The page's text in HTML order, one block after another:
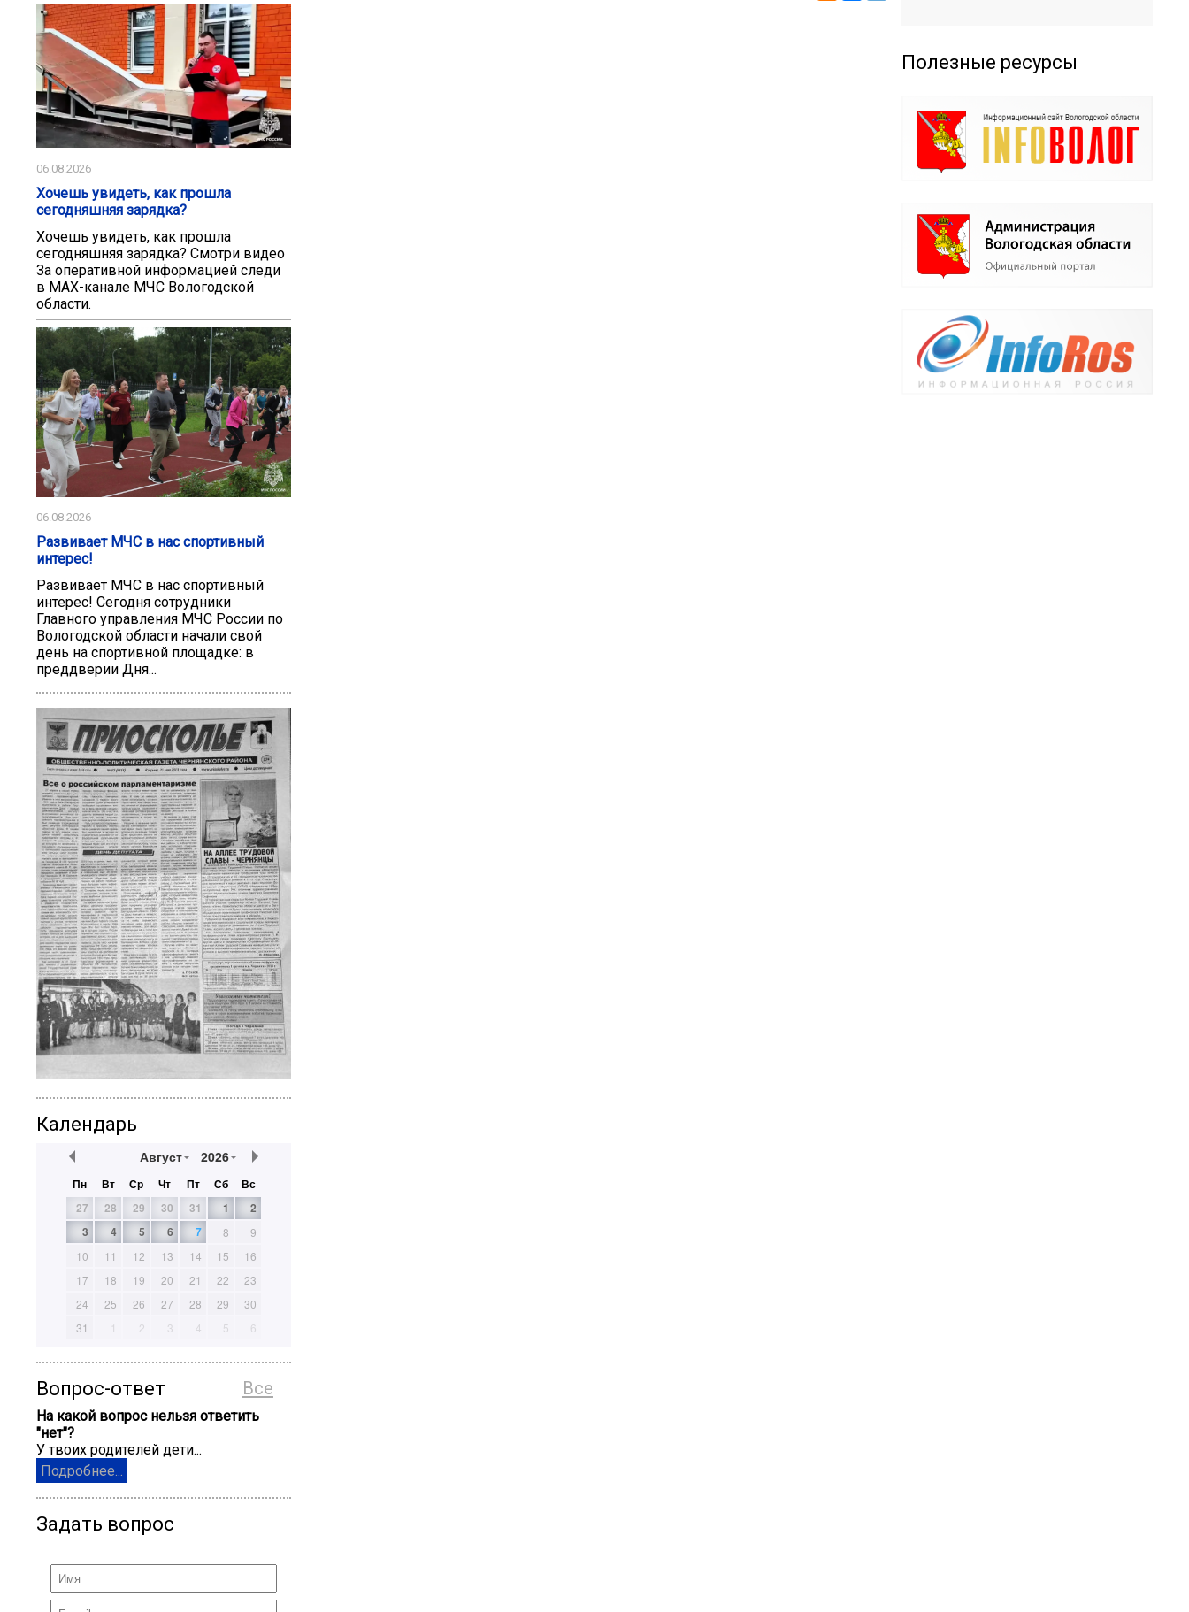
06.08.2026
Хочешь увидеть, как прошла
сегодняшняя зарядка?
Хочешь увидеть, как прошла
сегодняшняя зарядка? Смотри видео
За оперативной информацией следи
в МАХ-канале МЧС Вологодской
области.
06.08.2026
Развивает МЧС в нас спортивный
интерес!
Развивает МЧС в нас спортивный
интерес! Сегодня сотрудники
Главного управления МЧС России по
Вологодской области начали свой
день на спортивной площадке: в
преддверии Дня...
Календарь
Август 2026
Пн Вт Ср Чт Пт Сб
Вс
27
28 29 30 31 1
2
3
4 5 6 7 8
9
10
11 12 13 14 15
16
17
18 19 20 21 22
23
24
25 26 27 28 29
30
31
1 2 3 4 5 6
Все
Вопрос-ответ
На какой вопрос нельзя ответить
"нет"?
У твоих родителей дети...
Подробнее...
Задать вопрос
Полезные ресурсы